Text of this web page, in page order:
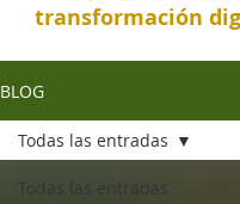
transformación
BLOG
Todas las entradas
Todas las entradas